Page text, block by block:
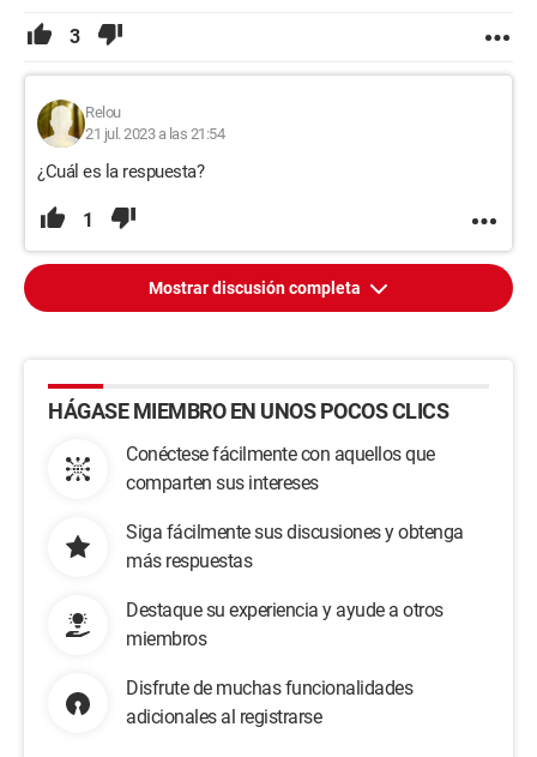
3
Relou
21 jul. 2023 a las 21:54
¿Cuál es la respuesta?
1
Mostrar discusión completa
HÁGASE MIEMBRO EN UNOS POCOS CLICS
Conéctese fácilmente con aquellos que
comparten sus intereses
Siga fácilmente sus discusiones y obtenga
más respuestas
Destaque su experiencia y ayude a otros
miembros
Disfrute de muchas funcionalidades
adicionales al registrarse